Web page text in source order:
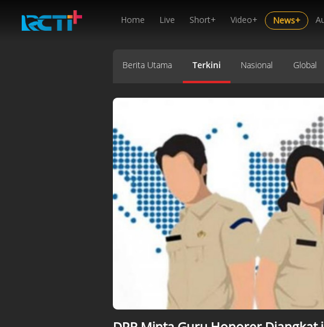
Home Live Short+ Video+ News+
Berita Utama Terkini Nasional Global